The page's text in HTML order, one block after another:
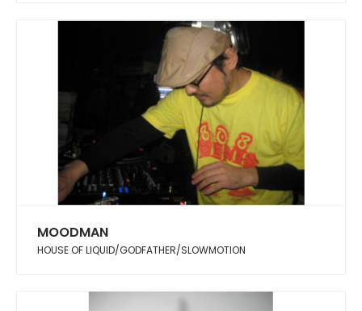
MOODMAN
HOUSE OF LIQUID/GODFATHER/SLOWMOTION